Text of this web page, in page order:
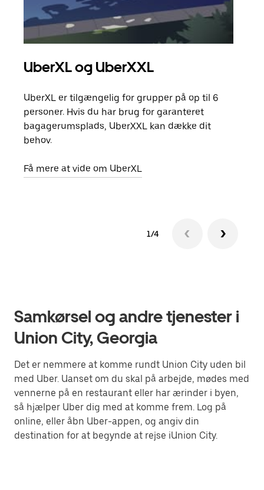
UberXL og UberXXL
UberXL er tilgængelig for grupper på op til 6
personer. Hvis du har brug for garanteret
bagagerumsplads, UberXXL kan dække dit
behov.
Få mere at vide om UberXL
1/4
Samkørsel og andre tjenester i
Union City, Georgia
Det er nemmere at komme rundt Union City uden bil
med Uber. Uanset om du skal på arbejde, mødes med
vennerne på en restaurant eller har ærinder i byen,
så hjælper Uber dig med at komme frem. Log på
online, eller åbn Uber-appen, og angiv din
destination for at begynde at rejse iUnion City.